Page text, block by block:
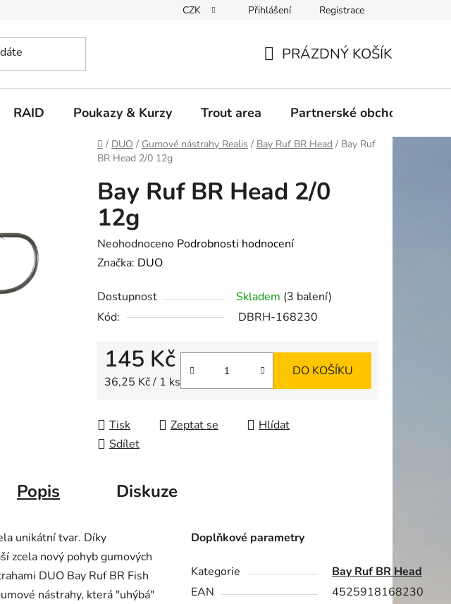
CZK Přihlášení Registrace
KOŠÍK
PRÁZDNÝ KOŠÍK
RAID Poukazy & Kurzy Trout area Partnerské obchody
Domů
/ DUO / Gumové nástrahy Realis / Bay Ruf BR Head / Bay Ruf
BR Head 2/0 12g
Bay Ruf BR Head 2/0
12g
Průměrné
hodnocení
je
0,0
hvězdiček.
Neohodnoceno Podrobnosti hodnocení
Značka: DUO
Dostupnost Skladem (3 balení)
Kód:
DBRH-168230
145 Kč
Měrná cena:
36,25 Kč / 1 ks
DO KOŠÍKU
Tisk Zeptat se
Hlídat
Sdílet
Popis Diskuze
unikátní tvar. Díky
zcela nový pohyb gumových
DUO Bay Ruf BR Fish
nástrahy, která "uhýbá"
Doplňkové parametry
Kategorie
Bay Ruf BR Head
EAN
4525918168230